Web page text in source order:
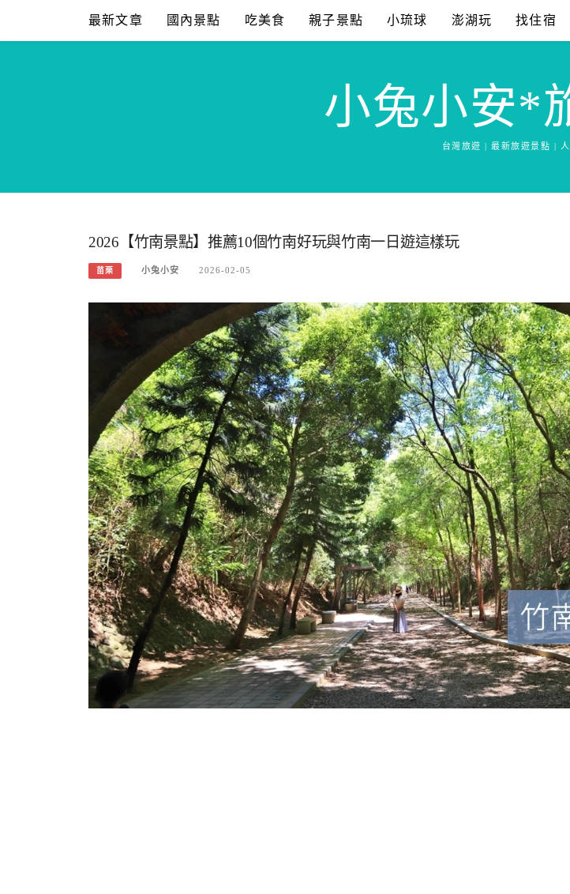
content
最新文章 國內景點 吃美食 親子景點 小琉球 澎湖玩 找住宿
小兔小安*
台灣旅遊 | 最新旅遊景點 |
2026【竹南景點】推薦10個竹南好玩與竹南一日遊這樣玩
苗栗 小兔小安 2026-02-05